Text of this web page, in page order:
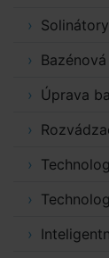
Solinátory
Úprava